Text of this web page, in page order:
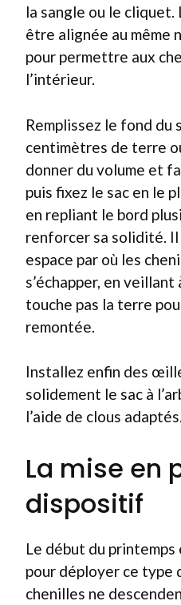
la sangle ou le
être alignée au même
pour permettre aux
l’intérieur.
Remplissez le fond du
centimètres de terre
donner du volume et
puis fixez le sac en le
en repliant le bord
renforcer sa solidité.
espace par où les
s’échapper, en
touche pas la terre
remontée.
Installez enfin des
solidement le sac à
l’aide de clous adaptés.
La mise en
dispositif
Le début du
pour déployer ce type
chenilles ne